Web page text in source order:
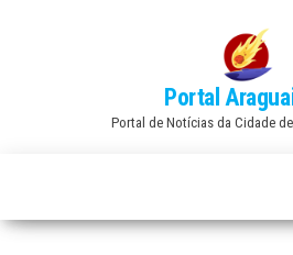
Portal
Portal de Notícias da Cidade